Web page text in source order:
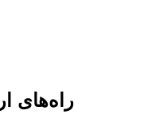
راه‌های